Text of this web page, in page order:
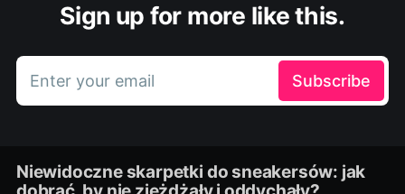
Sign up for more like this.
Enter your email Subscribe
Niewidoczne skarpetki do sneakersów: jak